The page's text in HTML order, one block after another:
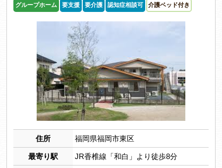
グループホーム 要支援 要介護 認知症相談可 介護ベッド付き
住所 福岡県福岡市東区
最寄り駅 JR香椎線「和白」より徒歩8分